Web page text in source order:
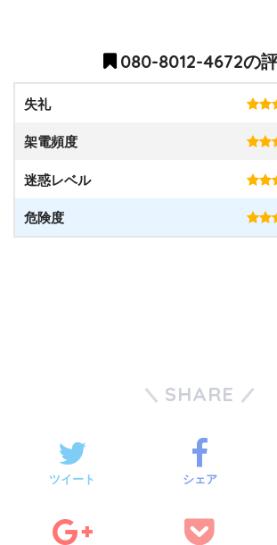
080-8012-4672の
失礼
架電頻度
迷惑レベル
危険度
SHARE
ツイート シェア